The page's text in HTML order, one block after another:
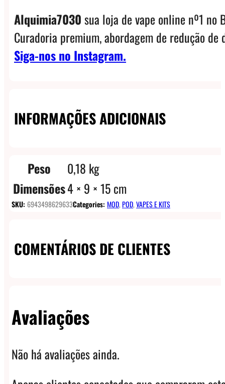
Alquimia7030sua loja de vape online nº1 no
Curadoria premium, abordagem de redução
Siga-nos no Instagram.
INFORMAÇÕES ADICIONAIS
Peso
0,18 kg
Dimensões4 × 9 × 15 cm
SKU: 6943498629633Categories: MOD,POD,VAPES E KITS
COMENTÁRIOS DE CLIENTES
Avaliações
Não há avaliações ainda.